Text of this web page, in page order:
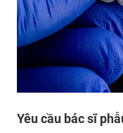
Yêu cầu bác sĩ